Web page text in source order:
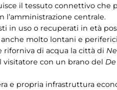
il tessuto connettivo
centrale.
in uso o recuperati in età
molto lontani e
di acqua la città di
visitatore con un brano del
e propria infrastruttura